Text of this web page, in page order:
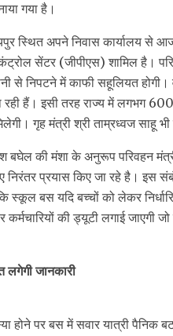
गया है।
स्थित अपने निवास कार्यालय से
कंट्रोल सेंटर (जीपीएस) शामिल है।
से निपटने में काफी सहूलियत
हैं। इसी तरह राज्य में लगभग
गृह मंत्री श्री ताम्रध्वज साहू
बघेल की मंशा के अनुरूप परिवहन
निरंतर प्रयास किए जा रहे है। इस
स्कूल बस यदि बच्चों को लेकर
की ड्यूटी लगाई जाएगी
लगेगी जानकारी
होने पर बस में सवार यात्री